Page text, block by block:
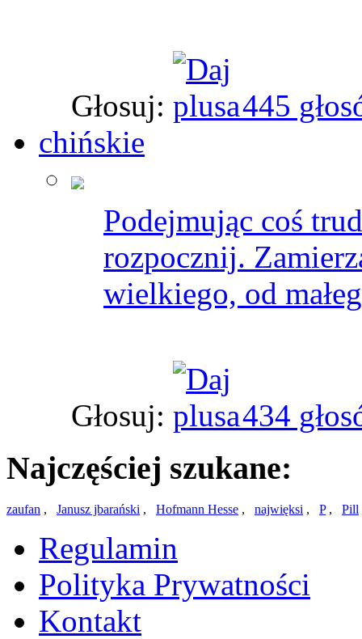
Głosuj:
445
chińskie
Podejmując coś
rozpocznij.
wielkiego, od
Głosuj: 434
Najczęściej szukane:
zaufan , Janusz jbarański , Hofmann Hesse , najwięksi , P, Pill
Regulamin
Polityka Prywatności
Kontakt